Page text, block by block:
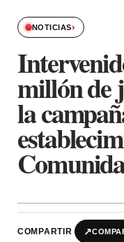
NOTICIAS›
millón de
la
COMPARTIR ↗